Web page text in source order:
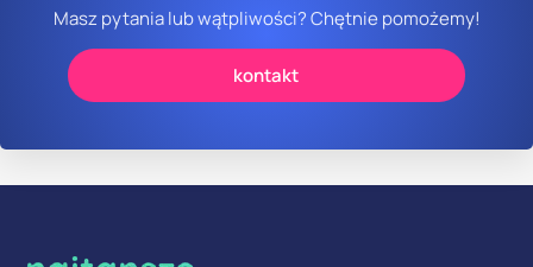
Masz pytania lub wątpliwości? Chętnie pomożemy!
kontakt